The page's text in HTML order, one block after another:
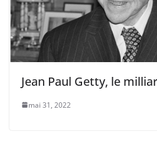
Jean Paul Getty, le
mai 31, 2022